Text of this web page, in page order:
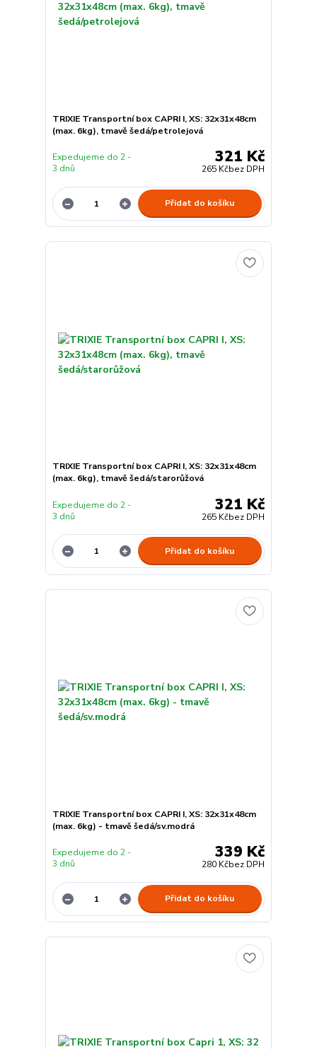
TRIXIE Transportní box CAPRI I, XS: 32x31x48cm
(max. 6kg), tmavě šedá/petrolejová
321 Kč
265 Kčbez DPH
Expedujeme do 2 -
3 dnů
Přidat do košíku
TRIXIE Transportní box CAPRI I, XS: 32x31x48cm
(max. 6kg), tmavě šedá/starorůžová
321 Kč
265 Kčbez DPH
Expedujeme do 2 -
3 dnů
Přidat do košíku
TRIXIE Transportní box CAPRI I, XS: 32x31x48cm
(max. 6kg) - tmavě šedá/sv.modrá
339 Kč
280 Kčbez DPH
Expedujeme do 2 -
3 dnů
Přidat do košíku